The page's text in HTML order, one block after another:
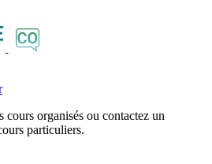
cours organisés ou contactez un
particuliers.